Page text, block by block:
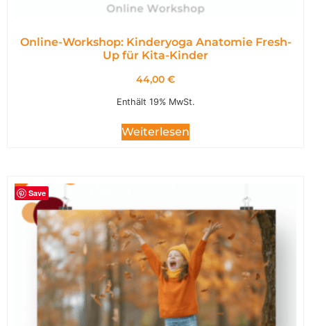
Online-Workshop: Kinderyoga Anatomie Fresh-
Up für Kita-Kinder
44,00 €
Enthält 19% MwSt.
Weiterlesen
Save